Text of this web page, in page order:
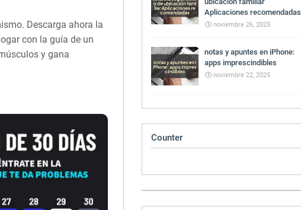
Descarga ahora la
con la guía de un
y gana
Aplicaciones recomendadas
noviembre 26, 2025
notas y apuntes en iPhone:
apps imprescindibles
noviembre 22, 2025
Counter